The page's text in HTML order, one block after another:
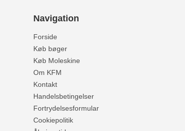
Navigation
Forside
Køb bøger
Køb Moleskine
Om KFM
Kontakt
Handelsbetingelser
Fortrydelsesformular
Cookiepolitik